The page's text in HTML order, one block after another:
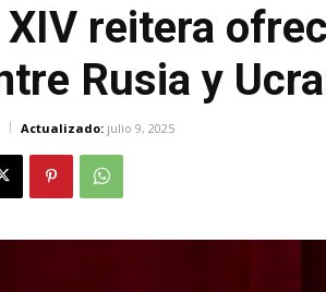
XIV reitera
Rusia y
Actualizado: julio 9, 2025